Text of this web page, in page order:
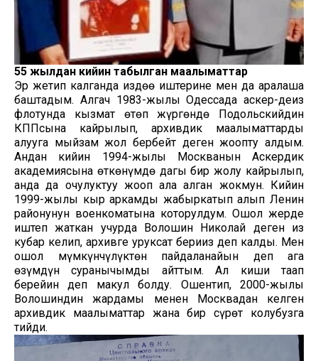
55 жылдан кийин табылган маалыматтар
Эр жетип калганда издөө иштерине мен да аралаша
баштадым. Алгач 1983-жылы Одессада аскер-деңиз
флотунда кызмат өтөп жүргөндө Подольскийдин
КППсына кайрылып, архивдик маалыматтарды
алууга мыйзам жол бербейт деген жоопту алдым.
Андан кийин 1994-жылы Москванын Аскердик
академиясына өткөнүмдө дагы бир жолу кайрылып,
анда да оңчулуктуу жооп ала алган жокмун. Кийин
1999-жылы кыр аркамды жабыркатып алып Ленин
районунун военкоматына которулдум. Ошол жерде
иштеп жаткан учурда Волошин Николай деген из
кубар келип, архивге уруксат бериңиз деп калды. Мен
ошол мүмкүнчүлүктөн пайдаланайын деп ага
өзүмдүн суранычымды айттым. Ал киши таап
берейин деп макул болду. Ошентип, 2000-жылы
Волошиндин жардамы менен Москвадан келген
архивдик маалыматтар жана бир сүрөт колубузга
тийди.